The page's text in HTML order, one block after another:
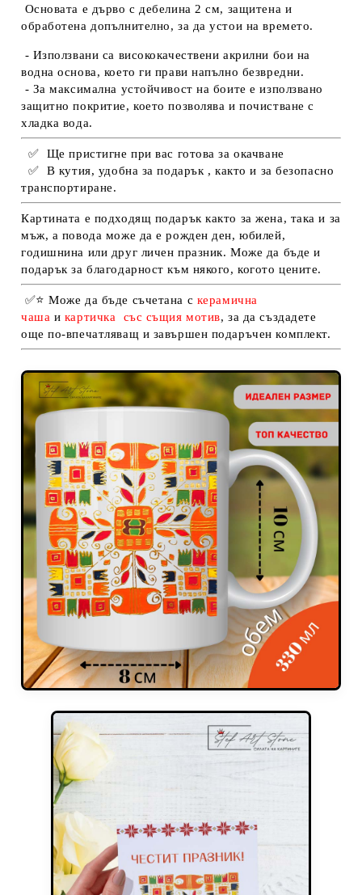
Основата е дърво с дебелина 2 см, защитена и
обработена допълнително, за да устои на времето.
- Използвани са висококачествени акрилни бои на
водна основа, което ги прави напълно безвредни.
- За максимална устойчивост на боите е използвано
защитно покритие, което позволява и почистване с
хладка вода.
✅
Ще пристигне при вас готова за окачване
✅
В кутия, удобна за подарък , както и за безопасно
транспортиране.
Картината е подходящ подарък както за жена, така и за
мъж, а повода може да е рожден ден, юбилей,
годишнина или друг личен празник. Може да бъде и
подарък за благодарност към някого, когото цените.
✅⭐Може да бъде съчетана с керамична
чаша и картичка със същия мотив, за да създадете
още по-впечатляващ и завършен подаръчен комплект.